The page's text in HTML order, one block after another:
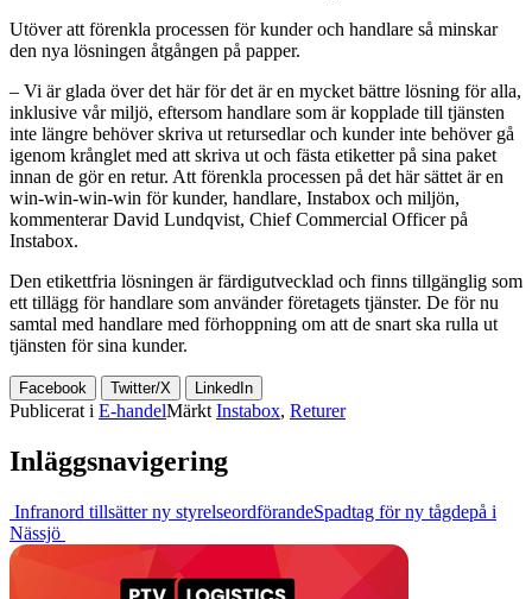
Utöver att förenkla processen för kunder och handlare så minskar
den nya lösningen åtgången på papper.
– Vi är glada över det här för det är en mycket bättre lösning för alla,
inklusive vår miljö, eftersom handlare som är kopplade till tjänsten
inte längre behöver skriva ut retursedlar och kunder inte behöver gå
igenom krånglet med att skriva ut och fästa etiketter på sina paket
innan de gör en retur. Att förenkla processen på det här sättet är en
win-win-win-win för kunder, handlare, Instabox och miljön,
kommenterar David Lundqvist, Chief Commercial Officer på
Instabox.
Den etikettfria lösningen är färdigutvecklad och finns tillgänglig som
ett tillägg för handlare som använder företagets tjänster. De för nu
samtal med handlare med förhoppning om att de snart ska rulla ut
tjänsten för sina kunder.
Facebook Twitter/X LinkedIn
Publicerat i E-handelMärkt Instabox, Returer
Inläggsnavigering
Infranord tillsätter ny styrelseordförandeSpadtag för ny tågdepå i
Nässjö